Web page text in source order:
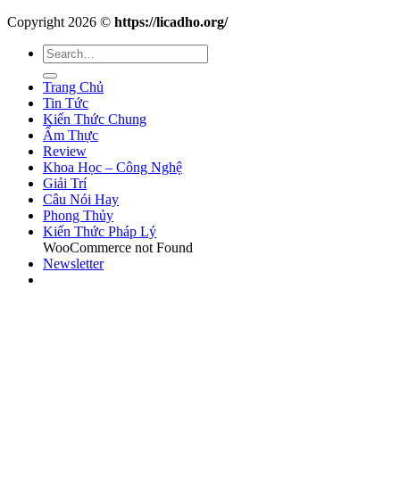
Copyright 2026 © https://licadho.org/
Trang Chủ
Tin Tức
Kiến Thức Chung
Ẩm Thực
Review
Khoa Học – Công Nghệ
Giải Trí
Câu Nói Hay
Phong Thủy
Kiến Thức Pháp Lý
WooCommerce not Found
Newsletter